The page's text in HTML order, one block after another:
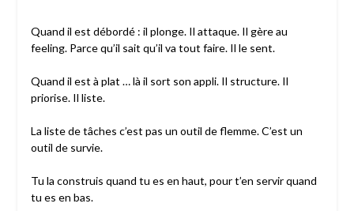
Quand il est débordé : il plonge. Il attaque. Il gère au
feeling. Parce qu’il sait qu’il va tout faire. Il le sent.
Quand il est à plat … là il sort son appli. Il structure. Il
priorise. Il liste.
La liste de tâches c’est pas un outil de flemme. C’est un
outil de survie.
Tu la construis quand tu es en haut, pour t’en servir quand
tu es en bas.